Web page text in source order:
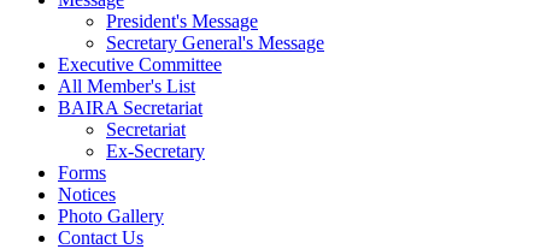
President's Message
Secretary General's Message
Executive Committee
All Member's List
BAIRA Secretariat
Secretariat
Ex-Secretary
Forms
Notices
Photo Gallery
Contact Us